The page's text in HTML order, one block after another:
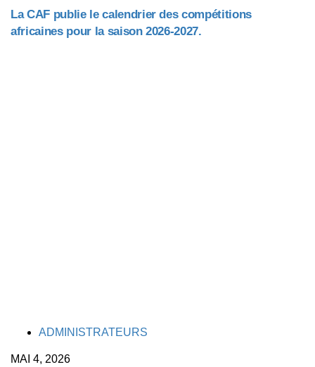
La CAF publie le calendrier des compétitions
africaines pour la saison 2026-2027.
TAGSADMINISTRATEURS
MAI 4, 2026